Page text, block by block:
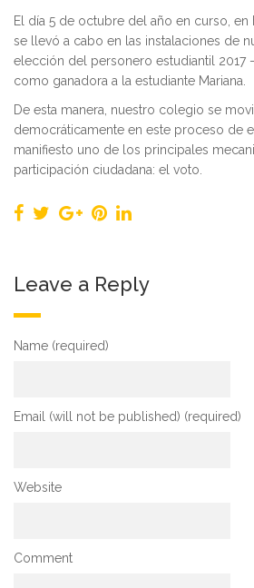
El día 5 de octubre del año en curso, en
se llevó a cabo en las instalaciones de
elección del personero estudiantil 2017
como ganadora a la estudiante Mariana.
De esta manera, nuestro colegio se
democráticamente en este proceso de
manifiesto uno de los principales
participación ciudadana: el voto.
Leave a Reply
Name (required)
Email (will not be published) (required)
Website
Comment